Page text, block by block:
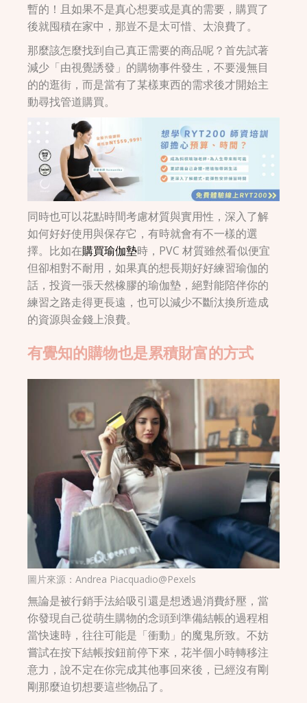
暫的！且如果不是真心想要或是真的需要，購買了
後就囤積在家中，那豈不是太可惜、太浪費了。
那麼該怎麼找到自己真正需要的商品呢？首先試著
減少「由視覺誘發」的購物事件發生，不要漫無目
的的逛街，而是當有了某樣東西的需求後才開始主
動尋找管道購買。
同時也可以花點時間考慮材質與實用性，深入了解
如何好好使用與保存它，有時就會有不一樣的選
擇。比如在購買瑜伽墊時，PVC 材質雖然看似便宜
但卻相對不耐用，如果真的想長期好好練習瑜伽的
話，投資一張天然橡膠的瑜伽墊，絕對能陪伴你的
練習之路走得更長遠，也可以減少不斷汰換所造成
的資源與金錢上浪費。
有覺知的購物也是累積財富的方式
圖片來源：Andrea Piacquadio@Pexels
無論是被行銷手法給吸引還是想透過消費紓壓，當
你發現自己從萌生購物的念頭到準備結帳的過程相
當快速時，往往可能是「衝動」的魔鬼所致。不妨
嘗試在按下結帳按鈕前停下來，花半個小時轉移注
意力，說不定在你完成其他事回來後，已經沒有剛
剛那麼迫切想要這些物品了。